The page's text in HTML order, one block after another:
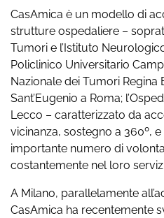
CasAmica è un modello di
strutture ospedaliere –
Tumori e l’Istituto
Policlinico Universitario
Nazionale dei Tumori Regina
Sant’Eugenio a Roma;
Lecco – caratterizzato da
vicinanza, sostegno a 360º,
importante numero di
costantemente nel loro
A Milano, parallelamente
CasAmica ha recentemente